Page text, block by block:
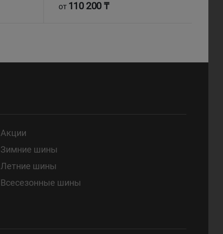
от 110 200 ₸
Акции
Зимние шины
Летние шины
Всесезонные шины